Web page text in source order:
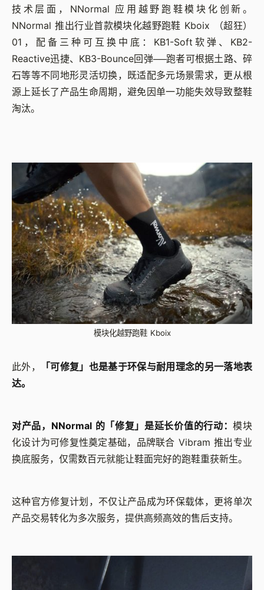
技术层面，NNormal 应用越野跑鞋模块化创新。
NNormal 推出行业首款模块化越野跑鞋 Kboix （超狂）
01，配备三种可互换中底：KB1-Soft软弹、KB2-
Reactive迅捷、KB3-Bounce回弹──跑者可根据土路、碎
石等等不同地形灵活切换，既适配多元场景需求，更从根
源上延长了产品生命周期，避免因单一功能失效导致整鞋
淘汰。
模块化越野跑鞋 Kboix
此外，
「可修复」也是基于环保与耐用理念的另一落地表
达。
对产品，NNormal 的「修复」是延长价值的行动：模块
化设计为可修复性奠定基础，品牌联合 Vibram 推出专业
换底服务，仅需数百元就能让鞋面完好的跑鞋重获新生。
这种官方修复计划，不仅让产品成为环保载体，更将单次
产品交易转化为多次服务，提供高频高效的售后支持。